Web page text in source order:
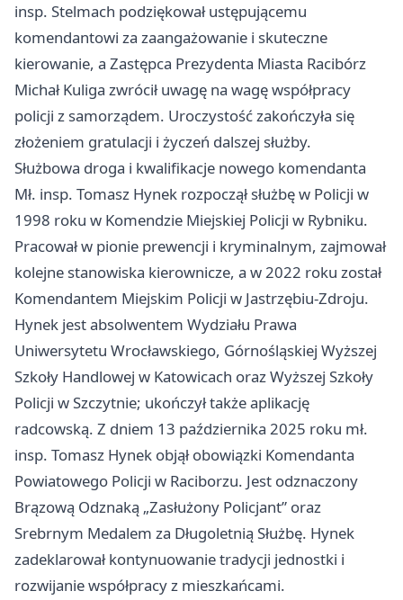
insp. Stelmach podziękował ustępującemu
komendantowi za zaangażowanie i skuteczne
kierowanie, a Zastępca Prezydenta Miasta Racibórz
Michał Kuliga zwrócił uwagę na wagę współpracy
policji z samorządem. Uroczystość zakończyła się
złożeniem gratulacji i życzeń dalszej służby.
Służbowa droga i kwalifikacje nowego komendanta
Mł. insp. Tomasz Hynek rozpoczął służbę w Policji w
1998 roku w Komendzie Miejskiej Policji w Rybniku.
Pracował w pionie prewencji i kryminalnym, zajmował
kolejne stanowiska kierownicze, a w 2022 roku został
Komendantem Miejskim Policji w Jastrzębiu-Zdroju.
Hynek jest absolwentem Wydziału Prawa
Uniwersytetu Wrocławskiego, Górnośląskiej Wyższej
Szkoły Handlowej w Katowicach oraz Wyższej Szkoły
Policji w Szczytnie; ukończył także aplikację
radcowską. Z dniem 13 października 2025 roku mł.
insp. Tomasz Hynek objął obowiązki Komendanta
Powiatowego Policji w Raciborzu. Jest odznaczony
Brązową Odznaką „Zasłużony Policjant” oraz
Srebrnym Medalem za Długoletnią Służbę. Hynek
zadeklarował kontynuowanie tradycji jednostki i
rozwijanie współpracy z mieszkańcami.